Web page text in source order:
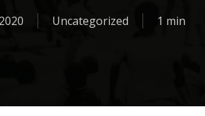
Uncategorized
1 min